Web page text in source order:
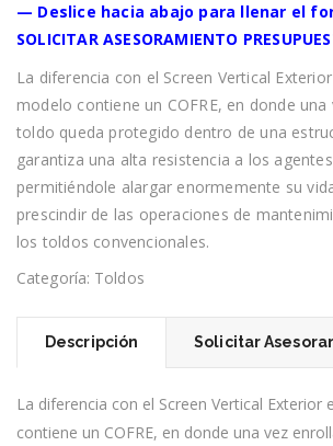
— Deslice hacia abajo para llenar el
SOLICITAR ASESORAMIENTO
La diferencia con el Screen Vertical
modelo contiene un COFRE, en donde
toldo queda protegido dentro de una
garantiza una alta resistencia a los
permitiéndole alargar enormemente su
prescindir de las operaciones de
los toldos convencionales.
Categoría: Toldos
Descripción Solicitar
La diferencia con el Screen Vertical Exterior
contiene un COFRE, en donde una vez